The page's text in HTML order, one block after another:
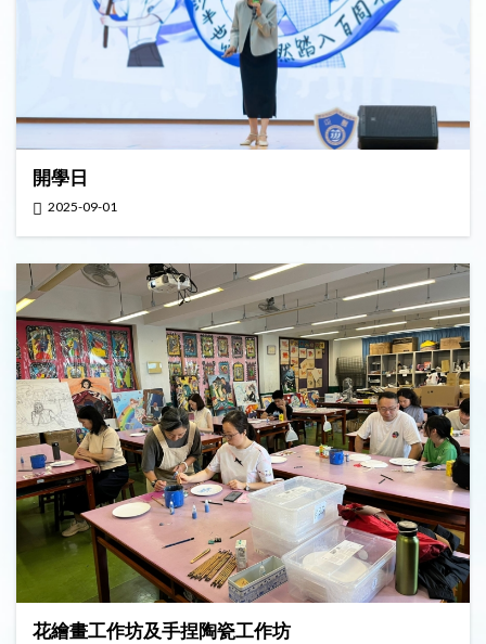
開學日
2025-09-01
花繪畫工作坊及手捏陶瓷工作坊